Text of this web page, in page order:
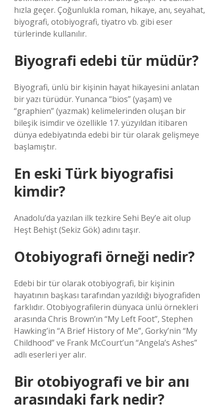
hızla geçer. Çoğunlukla roman, hikaye, anı, seyahat,
biyografi, otobiyografi, tiyatro vb. gibi eser
türlerinde kullanılır.
Biyografi edebi tür müdür?
Biyografi, ünlü bir kişinin hayat hikayesini anlatan
bir yazı türüdür. Yunanca “bios” (yaşam) ve
“graphien” (yazmak) kelimelerinden oluşan bir
bileşik isimdir ve özellikle 17. yüzyıldan itibaren
dünya edebiyatında edebi bir tür olarak gelişmeye
başlamıştır.
En eski Türk biyografisi
kimdir?
Anadolu’da yazılan ilk tezkire Sehi Bey’e ait olup
Heşt Behişt (Sekiz Gök) adını taşır.
Otobiyografi örneği nedir?
Edebi bir tür olarak otobiyografi, bir kişinin
hayatının başkası tarafından yazıldığı biyografiden
farklıdır. Otobiyografilerin dünyaca ünlü örnekleri
arasında Chris Brown’ın “My Left Foot”, Stephen
Hawking’in “A Brief History of Me”, Gorky’nin “My
Childhood” ve Frank McCourt’un “Angela’s Ashes”
adlı eserleri yer alır.
Bir otobiyografi ve bir anı
arasındaki fark nedir?